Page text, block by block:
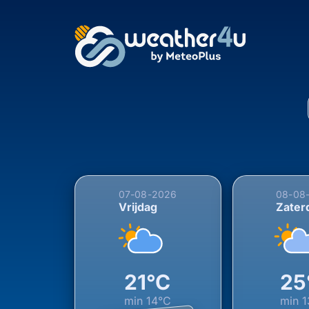
5-daagse
07-08-2026
Vrijdag
21°C
min 14°C
08-
min